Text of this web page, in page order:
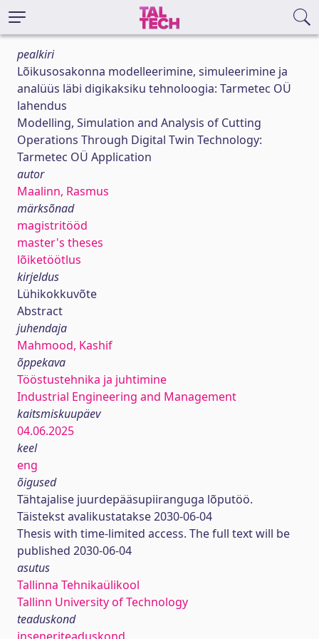
pealkiri
Lõikusosakonna modelleerimine, simuleerimine ja
analüüs läbi digikaksiku tehnoloogia: Tarmetec OÜ
lahendus
Modelling, Simulation and Analysis of Cutting
Operations Through Digital Twin Technology:
Tarmetec OÜ Application
autor
Maalinn, Rasmus
märksõnad
magistritööd
master's theses
lõiketöötlus
kirjeldus
Lühikokkuvõte
Abstract
juhendaja
Mahmood, Kashif
õppekava
Tööstustehnika ja juhtimine
Industrial Engineering and Management
kaitsmiskuupäev
04.06.2025
keel
eng
õigused
Tähtajalise juurdepääsupiiranguga lõputöö.
Täistekst avalikustatakse 2030-06-04
Thesis with time-limited access. The full text will be
published 2030-06-04
asutus
Tallinna Tehnikaülikool
Tallinn University of Technology
teaduskond